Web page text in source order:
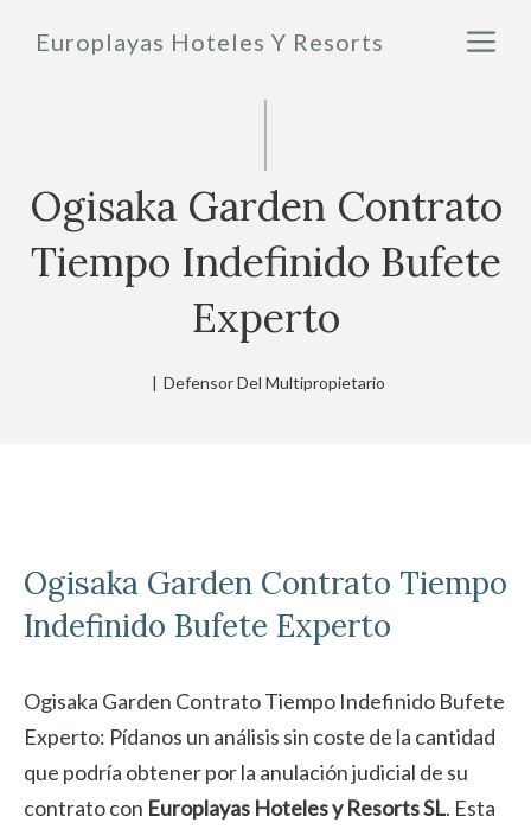
Europlayas Hoteles Y Resorts
Ogisaka Garden Contrato
Tiempo Indefinido Bufete
Experto
| Defensor Del Multipropietario
Ogisaka Garden Contrato Tiempo
Indefinido Bufete Experto
Ogisaka Garden Contrato Tiempo Indefinido Bufete
Experto: Pídanos un análisis sin coste de la cantidad
que podría obtener por la anulación judicial de su
contrato con Europlayas Hoteles y Resorts SL. Esta